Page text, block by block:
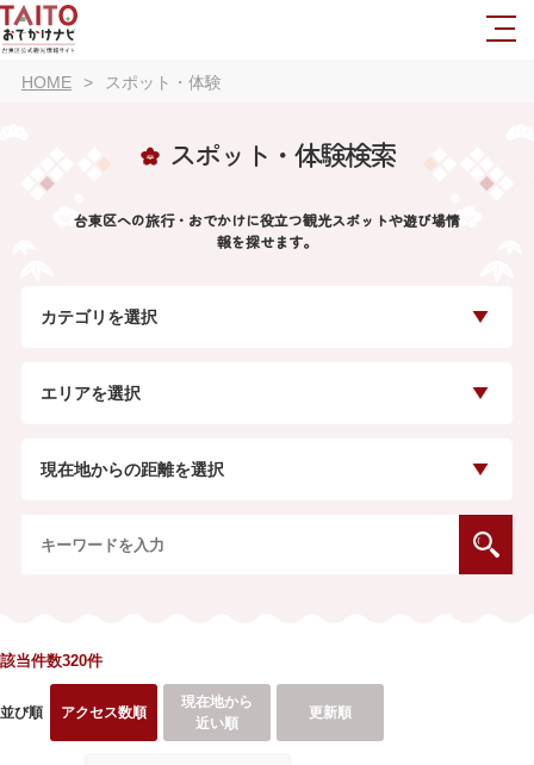
HOME スポット・体験
スポット・体験検索
台東区への旅行・おでかけに役立つ観光スポットや遊び場情
報を探せます。
カテゴリを選択
エリアを選択
現在地からの距離を選択
該当件数320件
並び順 アクセス数順
現在地から
近い順
更新順